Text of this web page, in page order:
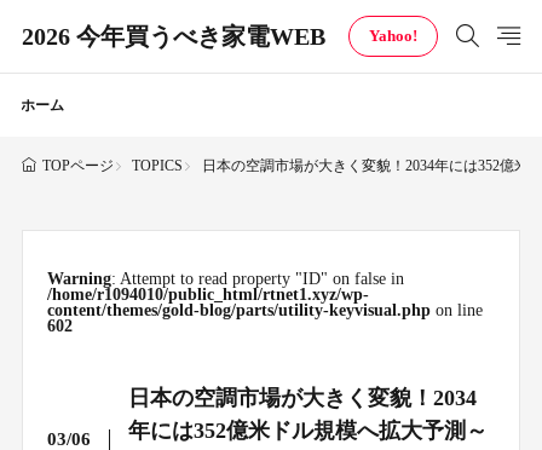
2026 今年買うべき家電WEB Yahoo!
ホーム
TOPページ TOPICS 日本の空調市場が大きく変貌！2034年には352億
Warning: Attempt to read property "ID" on false in
/home/r1094010/public_html/rtnet1.xyz/wp-
content/themes/gold-blog/parts/utility-keyvisual.phpon line
602
03/06
日本の空調市場が大きく変貌！2034
年には352億米ドル規模へ拡大予測～